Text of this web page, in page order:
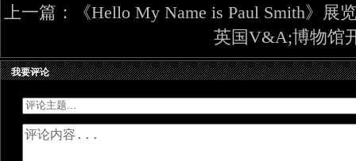
上一篇：
《Hello My Name is Paul Smith》展
英国V&A;博物馆
我要评论